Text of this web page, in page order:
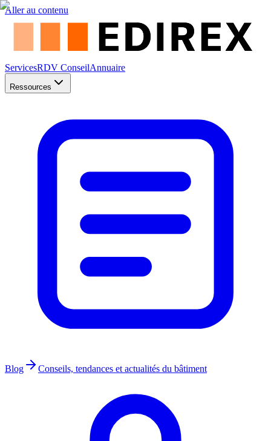
Aller au contenu
ServicesRDV ConseilAnnuaire
Ressources
Blog Conseils, tendances et actualités du bâtiment